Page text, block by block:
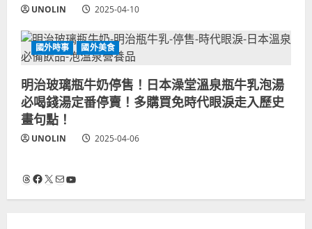
UNOLIN 2025-04-10
國外時事 國外美食
明治玻璃瓶牛奶停售！日本澡堂溫泉瓶牛乳泡湯
必喝錢湯定番停賣！多購買免時代眼淚走入歷史
畫句點！
UNOLIN 2025-04-06
Threads
Facebook
X 電子郵件YouTube